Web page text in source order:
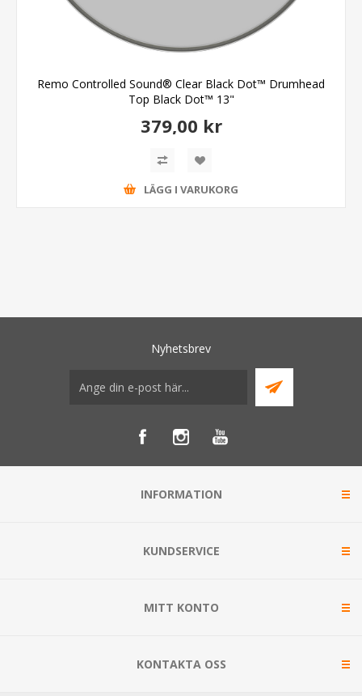
Remo Controlled Sound® Clear Black Dot™ Drumhead
Top Black Dot™ 13"
379,00 kr
LÄGG I VARUKORG
Nyhetsbrev
INFORMATION
KUNDSERVICE
MITT KONTO
KONTAKTA OSS